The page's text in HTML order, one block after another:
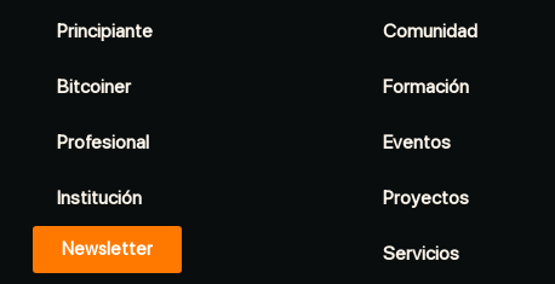
Principiante
Bitcoiner
Profesional
Institución
Newsletter
Comunidad
Formación
Eventos
Proyectos
Servicios